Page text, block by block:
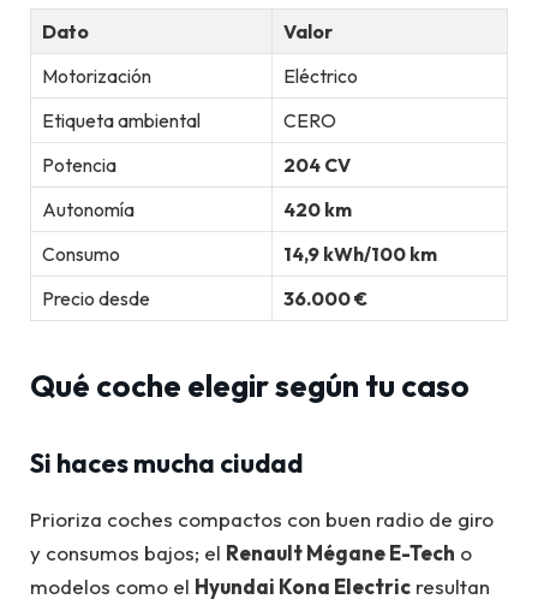
Dato
Valor
Motorización
Eléctrico
Etiqueta ambiental
CERO
Potencia
204 CV
Autonomía
420 km
Consumo
14,9 kWh/100 km
Precio desde
36.000 €
Qué coche elegir según tu caso
Si haces mucha ciudad
Prioriza coches compactos con buen radio de giro
y consumos bajos; el Renault Mégane E-Tech o
modelos como el Hyundai Kona Electric resultan